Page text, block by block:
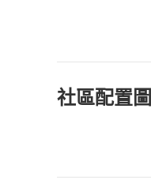
社區配置圖